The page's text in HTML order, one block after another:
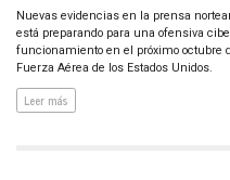
Nuevas evidencias en la prensa
está preparando para una ofensiva
funcionamiento en el próximo octubre
Fuerza Aérea de los Estados Unidos.
Leer más